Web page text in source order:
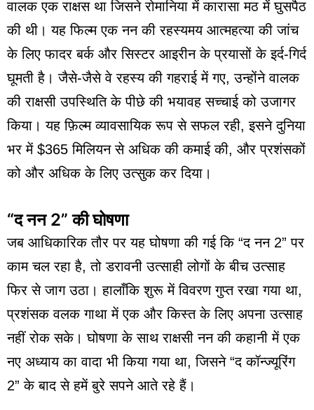
वालक एक राक्षस था जिसने रोमानिया में कारासा मठ में घुसपैठ
की थी। यह फिल्म एक नन की रहस्यमय आत्महत्या की जांच
के लिए फादर बर्क और सिस्टर आइरीन के प्रयासों के इर्द-गिर्द
घूमती है। जैसे-जैसे वे रहस्य की गहराई में गए, उन्होंने वालक
की राक्षसी उपस्थिति के पीछे की भयावह सच्चाई को उजागर
किया। यह फ़िल्म व्यावसायिक रूप से सफल रही, इसने दुनिया
भर में $365 मिलियन से अधिक की कमाई की, और प्रशंसकों
को और अधिक के लिए उत्सुक कर दिया।
“द नन 2” की घोषणा
जब आधिकारिक तौर पर यह घोषणा की गई कि “द नन 2” पर
काम चल रहा है, तो डरावनी उत्साही लोगों के बीच उत्साह
फिर से जाग उठा। हालाँकि शुरू में विवरण गुप्त रखा गया था,
प्रशंसक वलक गाथा में एक और किस्त के लिए अपना उत्साह
नहीं रोक सके। घोषणा के साथ राक्षसी नन की कहानी में एक
नए अध्याय का वादा भी किया गया था, जिसने “द कॉन्ज्यूरिंग
2” के बाद से हमें बुरे सपने आते रहे हैं।